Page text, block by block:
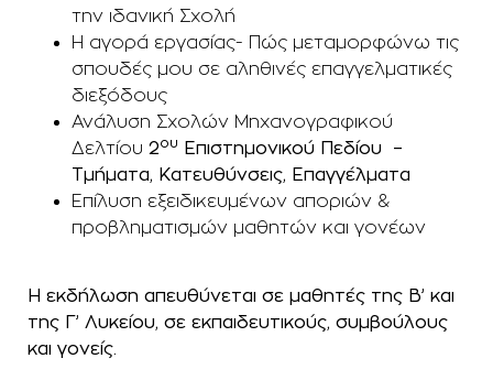
την ιδανική Σχολή
Η αγορά εργασίας- Πώς μεταμορφώνω τις
σπουδές μου σε αληθινές επαγγελματικές
διεξόδους
Ανάλυση Σχολών Μηχανογραφικού
Δελτίου 2ου
Επιστημονικού Πεδίου –
Τμήματα, Κατευθύνσεις, Επαγγέλματα
Επίλυση εξειδικευμένων αποριών &
προβληματισμών μαθητών και γονέων
Η εκδήλωση απευθύνεται σε μαθητές της Β’ και
της Γ’ Λυκείου, σε εκπαιδευτικούς, συμβούλους
και γονείς.